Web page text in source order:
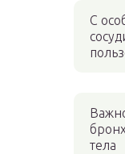
С
тела